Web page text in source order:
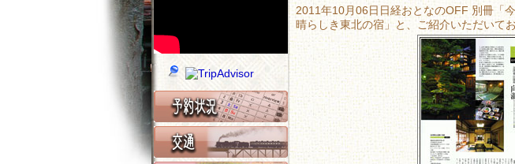
2011年10月06日日経おとなのOFF 別冊「
晴らしき東北の宿」と、ご紹介いただいて